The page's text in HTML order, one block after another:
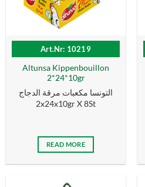
Art.Nr: 10219
Altunsa Kippenbouillon
2*24*10gr
التونسا مكعبات مرقة الدجاج
2x24x10gr X 8St
READ MORE